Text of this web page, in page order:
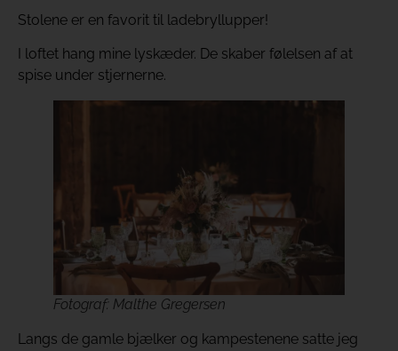
Stolene er en favorit til ladebryllupper!
I loftet hang mine lyskæder. De skaber følelsen af at
spise under stjernerne.
Fotograf: Malthe Gregersen
Langs de gamle bjælker og kampestenene satte jeg